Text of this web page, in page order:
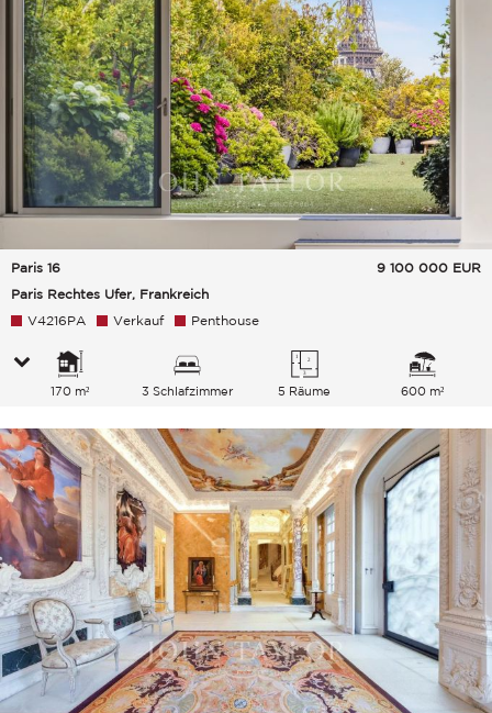
Paris 16
Paris Rechtes Ufer, Frankreich
9 100 000 EUR
V4216PA Verkauf Penthouse
170 m² 3 Schlafzimmer 5 Räume 600 m²